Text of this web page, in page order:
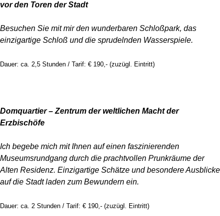
vor den Toren der Stadt
Besuchen Sie mit mir den wunderbaren Schloßpark, das
einzigartige Schloß und die sprudelnden Wasserspiele.
Dauer: ca. 2,5 Stunden / Tarif: € 190,- (zuzügl. Eintritt)
Domquartier – Zentrum der weltlichen Macht der
Erzbischöfe
Ich begebe mich mit Ihnen auf einen faszinierenden
Museumsrundgang durch die prachtvollen Prunkräume der
Alten Residenz. Einzigartige Schätze und besondere Ausblicke
auf die Stadt laden zum Bewundern ein.
Dauer: ca. 2 Stunden / Tarif: € 190,- (zuzügl. Eintritt)